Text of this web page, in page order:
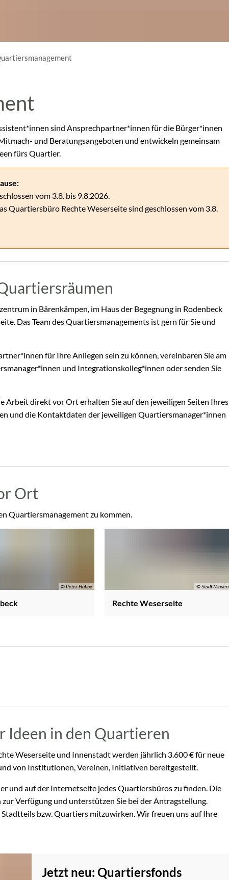
sind Ansprechpartner*innen für die Bürger*innen
und Beratungsangeboten und entwickeln gemeinsam
fürs Quartier.
vom 3.8. bis 9.8.2026.
Quartiersbüro Rechte Weserseite sind geschlossen vom 3.8.
in Bärenkämpen, im Haus der Begegnung in Rodenbeck
Das Team des Quartiersmanagements ist gern für Sie und
für Ihre Anliegen sein zu können, vereinbaren Sie am
und Integrationskolleg*innen oder senden Sie
direkt vor Ort erhalten Sie auf den jeweiligen Seiten Ihres
und die Kontaktdaten der jeweiligen Quartiersmanager*innen
Ort
Quartiersmanagement zu kommen.
© Peter Hübbe © Stadt Minden
Rechte Weserseite
Ideen in den Quartieren
Weserseite und Innenstadt werden jährlich 3.600 € für neue
von Institutionen, Vereinen, Initiativen bereitgestellt.
und auf der Internetseite jedes Quartiersbüros zu finden. Die
Verfügung und unterstützen Sie bei der Antragstellung.
bzw. Quartiers mitzuwirken. Wir freuen uns auf Ihre
Jetzt neu: Quartiersfonds